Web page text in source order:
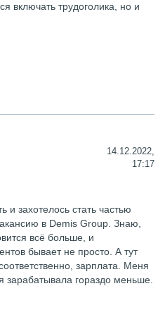
включать трудоголика, но и
14.12.2022,
17:17
и захотелось стать частью
в Demis Group. Знаю,
всё больше, и
бывает не просто. А тут
зарплата. Меня
зарабатывала гораздо меньше.